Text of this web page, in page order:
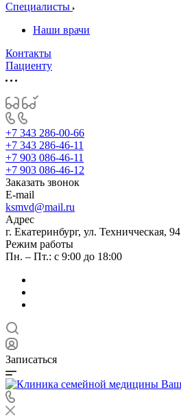
Специалисты
Наши врачи
Контакты
Пациенту
+7 343 286-00-66
+7 343 286-46-11
+7 903 086-46-11
+7 903 086-46-12
Заказать звонок
E-mail
ksmvd@mail.ru
Адрес
г. Екатеринбург, ул. Техничческая, 94
Режим работы
Пн. – Пт.: с 9:00 до 18:00
Записаться